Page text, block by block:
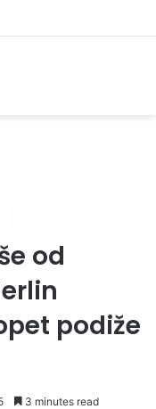
od
podiže
3 minutes read